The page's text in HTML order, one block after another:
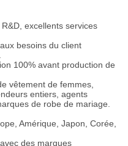
excellents services
besoins du client
100% avant production de
vêtement de femmes,
entiers, agents
de robe de mariage.
Amérique, Japon, Corée,
des marques